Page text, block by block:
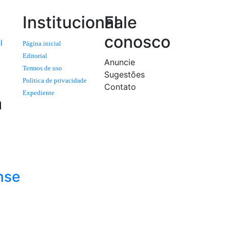
Institucional
Página inicial
Editorial
Termos de uso
Politica de privacidade
Expediente
Fale
conosco
Anuncie
Sugestões
Contato